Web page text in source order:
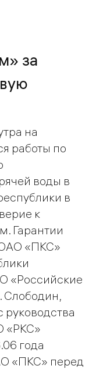
за
на
работы по
воды в
в
к
Гарантии
«ПКС»
«Российские
«РКС»
года
«ПКС» перед